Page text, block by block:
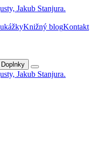
Knižný blogKontakt
Doplnky